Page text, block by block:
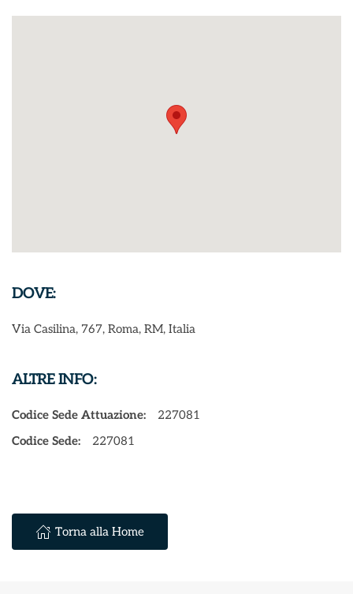
DOVE:
Via Casilina, 767, Roma, RM, Italia
ALTRE INFO:
Codice Sede Attuazione:
227081
Codice Sede:
227081
Torna alla Home